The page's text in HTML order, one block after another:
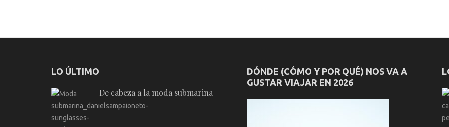
LO ÚLTIMO
De cabeza a la moda submarina
DÓNDE (CÓMO Y POR QUÉ) NOS VA A
GUSTAR VIAJAR EN 2026